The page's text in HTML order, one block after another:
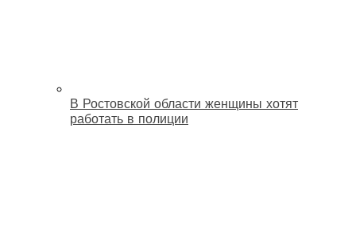
В Ростовской области женщины хотят
работать в полиции